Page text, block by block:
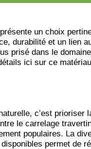
un choix
durabilité et un lien
prisé dans le
ici sur ce matériau
c’est prioriser
le carrelage
populaires. La
permet de